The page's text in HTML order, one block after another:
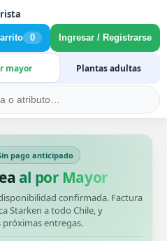
mayor Plantas adultas
0 Ingresar / Registrarse
pago anticipado
al por Mayor
confirmada. Factura
Starken a todo Chile, y
entregas.